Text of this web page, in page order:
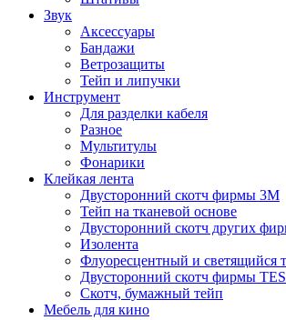
Звук
Аксессуары
Бандажи
Ветрозащиты
Тейп и липучки
Инструмент
Для разделки кабеля
Разное
Мультитулы
Фонарики
Клейкая лента
Двусторонний скотч фирмы 3M
Тейп на тканевой основе
Двусторонний скотч других
Изолента
Флуоресцентный и светящийся
Двусторонний скотч фирмы
Скотч, бумажный тейп
Мебель для кино